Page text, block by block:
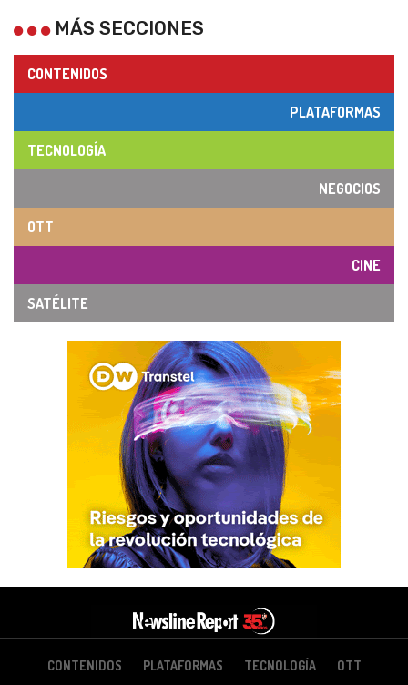
MÁS SECCIONES
CONTENIDOS
PLATAFORMAS
TECNOLOGÍA
NEGOCIOS
OTT
CINE
SATÉLITE
CONTENIDOS PLATAFORMAS TECNOLOGÍA OTT